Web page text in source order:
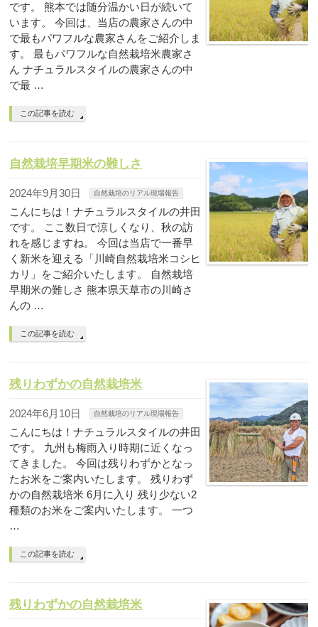
です。 熊本では随分温かい日が続いて
います。 今回は、当店の農家さんの中
で最もパワフルな農家さんをご紹介しま
す。 最もパワフルな自然栽培米農家さ
ん ナチュラルスタイルの農家さんの中
で最 …
この記事を読む
自然栽培早期米の難しさ
2024年9月30日 自然栽培のリアル現場報告
こんにちは！ナチュラルスタイルの井田
です。 ここ数日で涼しくなり、秋の訪
れを感じますね。 今回は当店で一番早
く新米を迎える「川崎自然栽培米コシヒ
カリ」をご紹介いたします。 自然栽培
早期米の難しさ 熊本県天草市の川崎さ
んの …
この記事を読む
残りわずかの自然栽培米
2024年6月10日 自然栽培のリアル現場報告
こんにちは！ナチュラルスタイルの井田
です。 九州も梅雨入り時期に近くなっ
てきました。 今回は残りわずかとなっ
たお米をご案内いたします。 残りわず
かの自然栽培米 6月に入り 残り少ない2
種類のお米をご案内いたします。 一つ
…
この記事を読む
残りわずかの自然栽培米